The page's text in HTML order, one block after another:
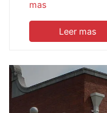
mas
Leer mas